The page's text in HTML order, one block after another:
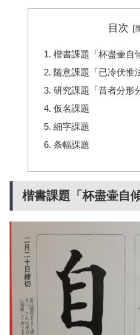
目次
楷書課題「杯盡壷自
随意課題「已冷伏惟
研究課題「昔者分形
仮名課題
細字課題
条幅課題
楷書課題「杯盡壷自傾